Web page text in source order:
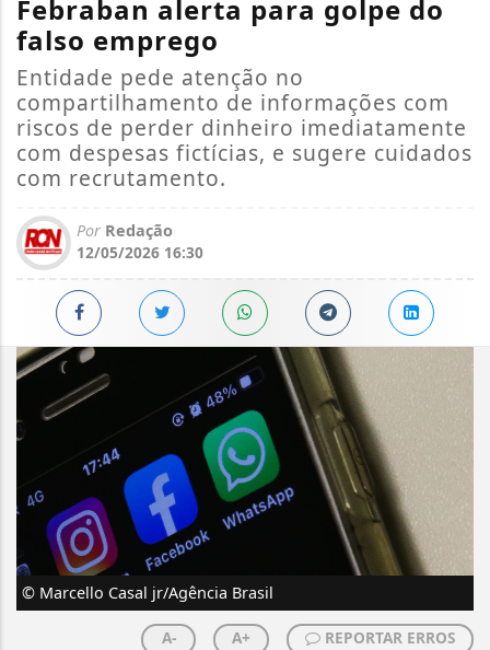
Febraban alerta para golpe do
falso emprego
Entidade pede atenção no
compartilhamento de informações com
riscos de perder dinheiro imediatamente
com despesas fictícias, e sugere cuidados
com recrutamento.
Por Redação
12/05/2026 16:30
© Marcello Casal jr/Agência Brasil
A- A+ REPORTAR ERROS